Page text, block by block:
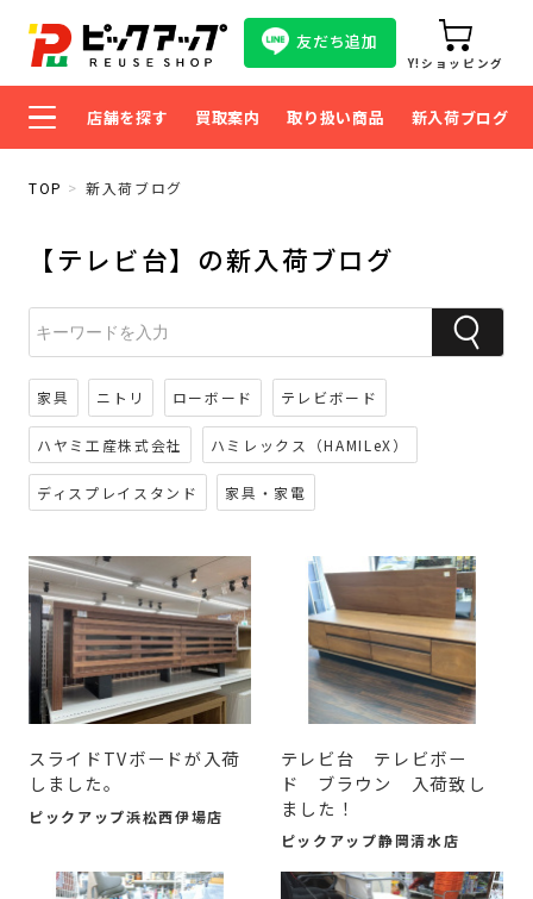
友だち追加
Y!ショッピング
店舗を探す 買取案内 取り扱い商品 新入荷ブログ
TOP 新入荷ブログ
【テレビ台】の新入荷ブログ
家具 ニトリ ローボード テレビボード
ハヤミ工産株式会社 ハミレックス（HAMILeX）
ディスプレイスタンド 家具・家電
スライドTVボードが入荷
しました。
ピックアップ浜松西伊場店
テレビ台 テレビボー
ド ブラウン 入荷致し
ました！
ピックアップ静岡清水店